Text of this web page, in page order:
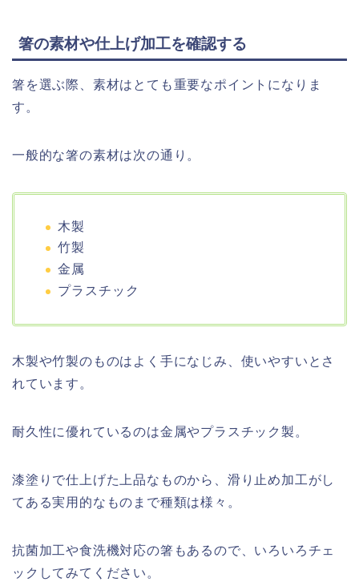
箸の素材や仕上げ加工を確認する
箸を選ぶ際、素材はとても重要なポイントになりま
す。
一般的な箸の素材は次の通り。
木製
竹製
金属
プラスチック
木製や竹製のものはよく手になじみ、使いやすいとさ
れています。
耐久性に優れているのは金属やプラスチック製。
漆塗りで仕上げた上品なものから、滑り止め加工がし
てある実用的なものまで種類は様々。
抗菌加工や食洗機対応の箸もあるので、いろいろチェ
ックしてみてください。